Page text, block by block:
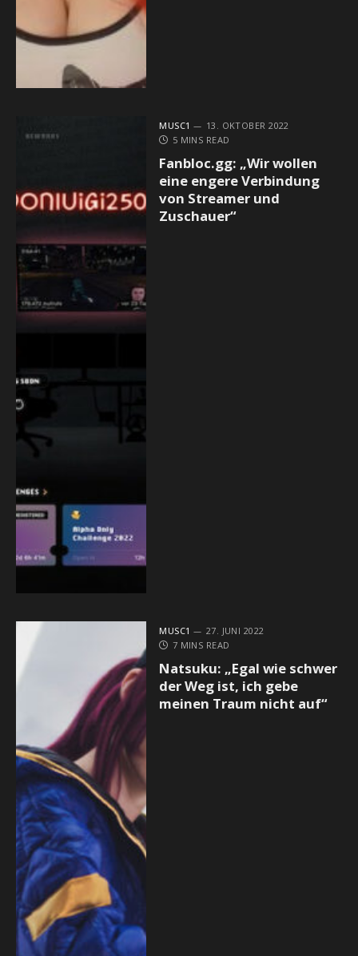
MUSC1
13. OKTOBER 2022
5 MINS READ
Fanbloc.gg: „Wir wollen
eine engere Verbindung
von Streamer und
Zuschauer“
MUSC1
27. JUNI 2022
7 MINS READ
Natsuku: „Egal wie schwer
der Weg ist, ich gebe
meinen Traum nicht auf“